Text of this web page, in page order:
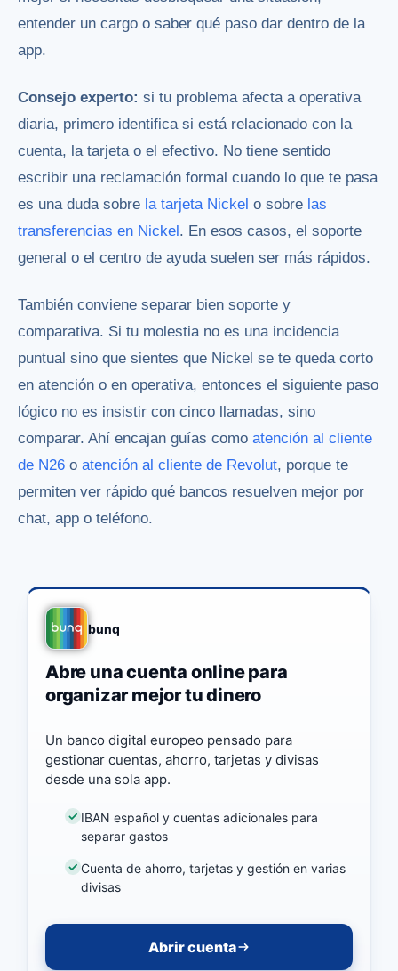
entender un cargo o saber qué paso dar dentro de la
app.
Consejo experto: si tu problema afecta a operativa
diaria, primero identifica si está relacionado con la
cuenta, la tarjeta o el efectivo. No tiene sentido
escribir una reclamación formal cuando lo que te pasa
es una duda sobre la tarjeta Nickel o sobre las
transferencias en Nickel . En esos casos, el soporte
general o el centro de ayuda suelen ser más rápidos.
También conviene separar bien soporte y
comparativa. Si tu molestia no es una incidencia
puntual sino que sientes que Nickel se te queda corto
en atención o en operativa, entonces el siguiente paso
lógico no es insistir con cinco llamadas, sino
comparar. Ahí encajan guías como atención al cliente
de N26 o atención al cliente de Revolut, porque te
permiten ver rápido qué bancos resuelven mejor por
chat, app o teléfono.
bunq
Abre una cuenta online para
organizar mejor tu dinero
Un banco digital europeo pensado para
gestionar cuentas, ahorro, tarjetas y divisas
desde una sola app.
IBAN español y cuentas adicionales para
separar gastos
Cuenta de ahorro, tarjetas y gestión en varias
divisas
Abrir cuenta